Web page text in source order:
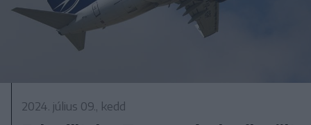
2024. július 09., kedd